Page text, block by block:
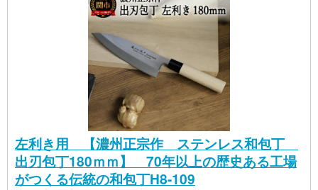
左利き用 【濃州正宗作 ステンレス和包丁
出刃包丁180ｍｍ】 70年以上の歴史ある工場
がつくる伝統の和包丁H8-109